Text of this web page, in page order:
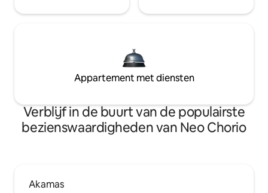
Appartement met diensten
Verblijf in de buurt van de populairste
bezienswaardigheden van Neo Chorio
Akamas